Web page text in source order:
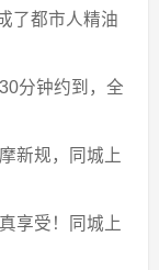
了都市人精油
分钟约到，全
新规，同城上
享受！同城上